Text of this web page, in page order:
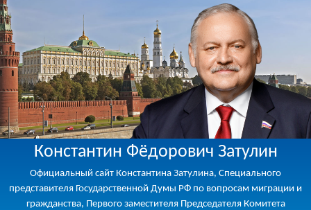
Константин Фёдорович Затулин
Официальный сайт Константина Затулина, Специального
представителя Государственной Думы РФ по вопросам миграции и
гражданства, Первого заместителя Председателя Комитета